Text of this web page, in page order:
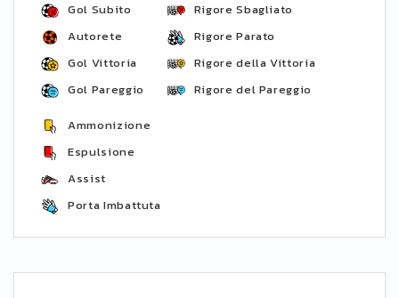
Gol Subito
Autorete
Gol Vittoria
Gol Pareggio
Rigore Sbagliato
Rigore Parato
Rigore della Vittoria
Rigore del Pareggio
Ammonizione
Espulsione
Assist
Porta Imbattuta